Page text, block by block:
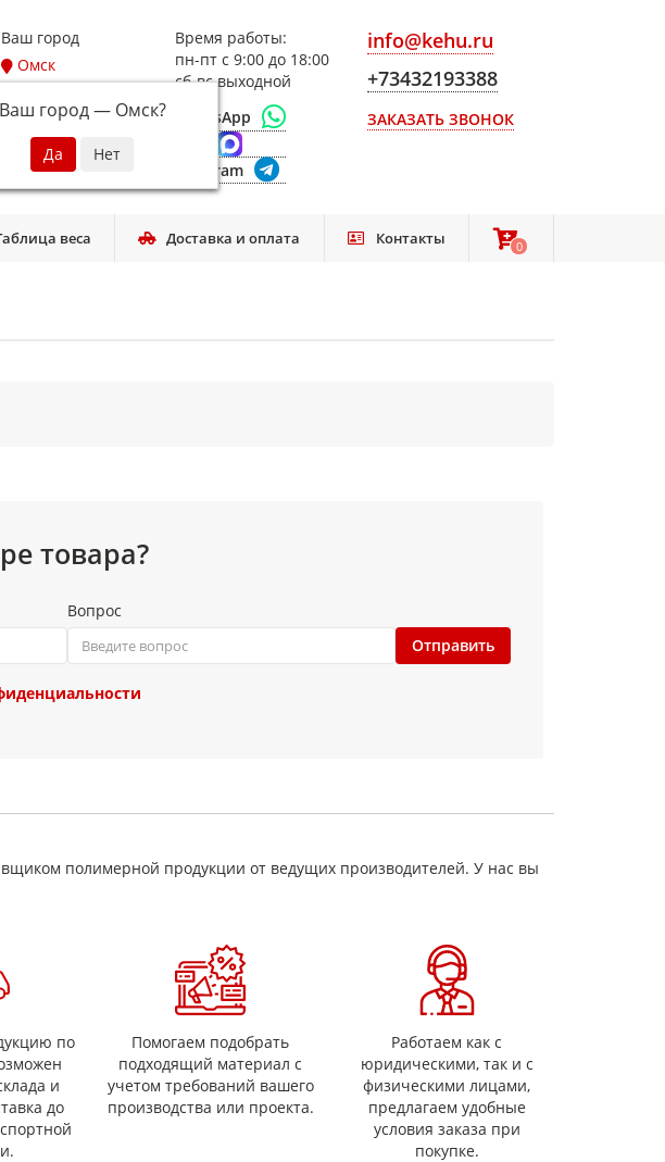
Ваш город
Омск
Ваш город — Омск?
Время работы:
пн-пт с 9:00 до 18:00
сб-вс выходной
WhatsApp
Telegram
info@kehu.ru
+73432193388
ЗАКАЗАТЬ ЗВОНОК
веса Доставка и оплата Контакты 0
0
товара?
Вопрос
Отправить
полимерной продукции от ведущих производителей. У нас вы
по
и
до
Помогаем подобрать
подходящий материал с
учетом требований вашего
производства или проекта.
Работаем как с
юридическими, так и с
физическими лицами,
предлагаем удобные
условия заказа при
покупке.